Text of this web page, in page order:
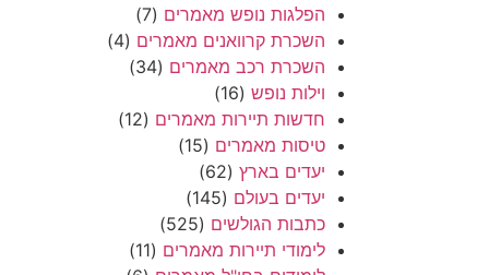
הפלגות נופש מאמרים (7)
השכרת קרוואנים מאמרים (4)
השכרת רכב מאמרים (34)
וילות נופש (16)
חדשות תיירות מאמרים (12)
טיסות מאמרים (15)
יעדים בארץ (62)
יעדים בעולם (145)
כתבות הגולשים (525)
לימודי תיירות מאמרים (11)